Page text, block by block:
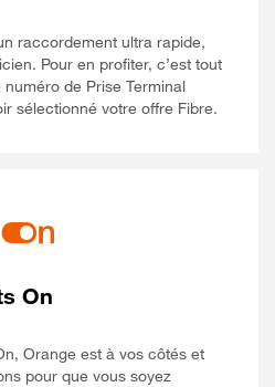
raccordement ultra rapide,
Pour en profiter, c’est tout
de Prise Terminal
sélectionné votre offre Fibre.
On
Orange est à vos côtés et
pour que vous soyez